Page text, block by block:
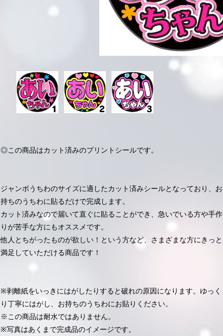
◎この商品はカット済みのプリントシールです。
ジャンボうちわのサイズに適したカット済みシールとなっており、お
持ちのうちわに貼るだけで完成します。
カット済みなので届いて直ぐに貼ることができ、急いでいる方や手作
りが苦手な方にもオススメです。
他人とちがったものが欲しい！という方など、さまざまな方にきっと
満足していただける商品です！
※剥離紙をいっきにはがしたりすると破れの原因になります。ゆっく
り丁寧にはがし、お持ちのうちわにお貼りください。
※この商品は耐水ではありません。
※写真はあくまで完成品のイメージです。